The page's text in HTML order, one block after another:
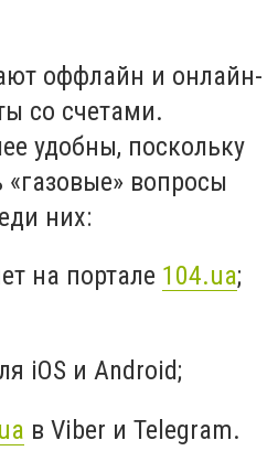
оффлайн и онлайн-
со счетами.
удобны, поскольку
вопросы
них:
на портале 104.ua;
iOS и Android;
в Viber и Telegram.